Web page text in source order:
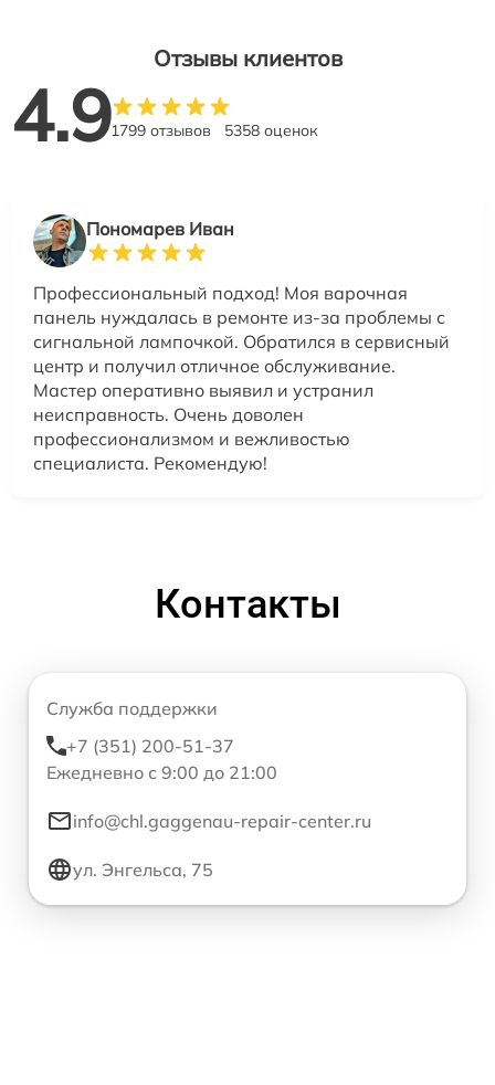
Отзывы клиентов
4.91799 отзывов 5358 оценок
Пономарев Иван
Профессиональный подход! Моя варочная
панель нуждалась в ремонте из-за проблемы с
сигнальной лампочкой. Обратился в сервисный
центр и получил отличное обслуживание.
Мастер оперативно выявил и устранил
неисправность. Очень доволен
профессионализмом и вежливостью
специалиста. Рекомендую!
Контакты
Служба поддержки
+7 (351) 200-51-37
Ежедневно с 9:00 до 21:00
info@chl.gaggenau-repair-center.ru
ул. Энгельса, 75